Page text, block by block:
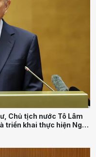
Chủ tịch nước Tô Lâm
triển khai thực hiện Nghị